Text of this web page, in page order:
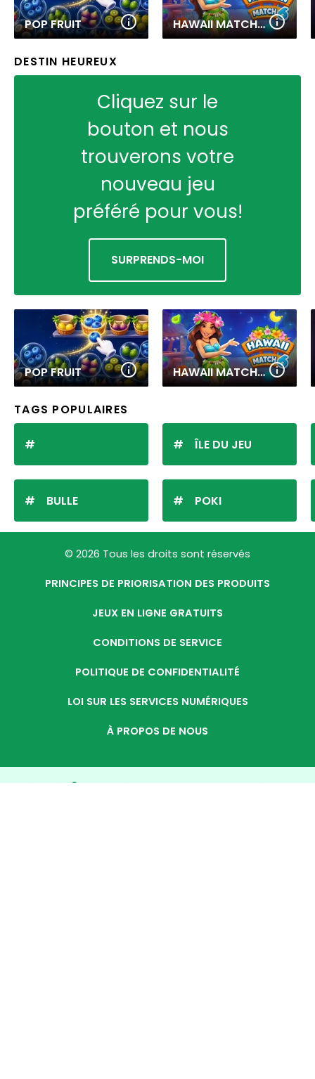
POP FRUIT HAWAII MATCH 6
DESTIN HEUREUX
Cliquez sur le
bouton et nous
trouverons votre
nouveau jeu
préféré pour vous!
SURPRENDS-MOI
POP FRUIT HAWAII MATCH 6
TAGS POPULAIRES
BULLE
ÎLE DU JEU
POKI
© 2026 Tous les droits sont réservés
PRINCIPES DE PRIORISATION DES PRODUITS
JEUX EN LIGNE GRATUITS
CONDITIONS DE SERVICE
POLITIQUE DE CONFIDENTIALITÉ
LOI SUR LES SERVICES NUMÉRIQUES
À PROPOS DE NOUS